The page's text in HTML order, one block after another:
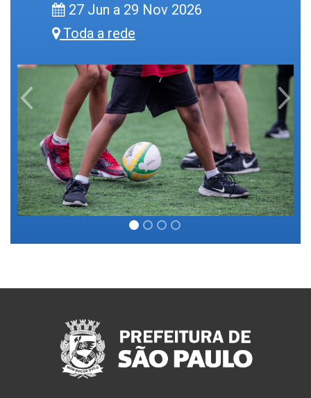
27 Jun a 29 Nov 2026
Toda a rede
Previous Next